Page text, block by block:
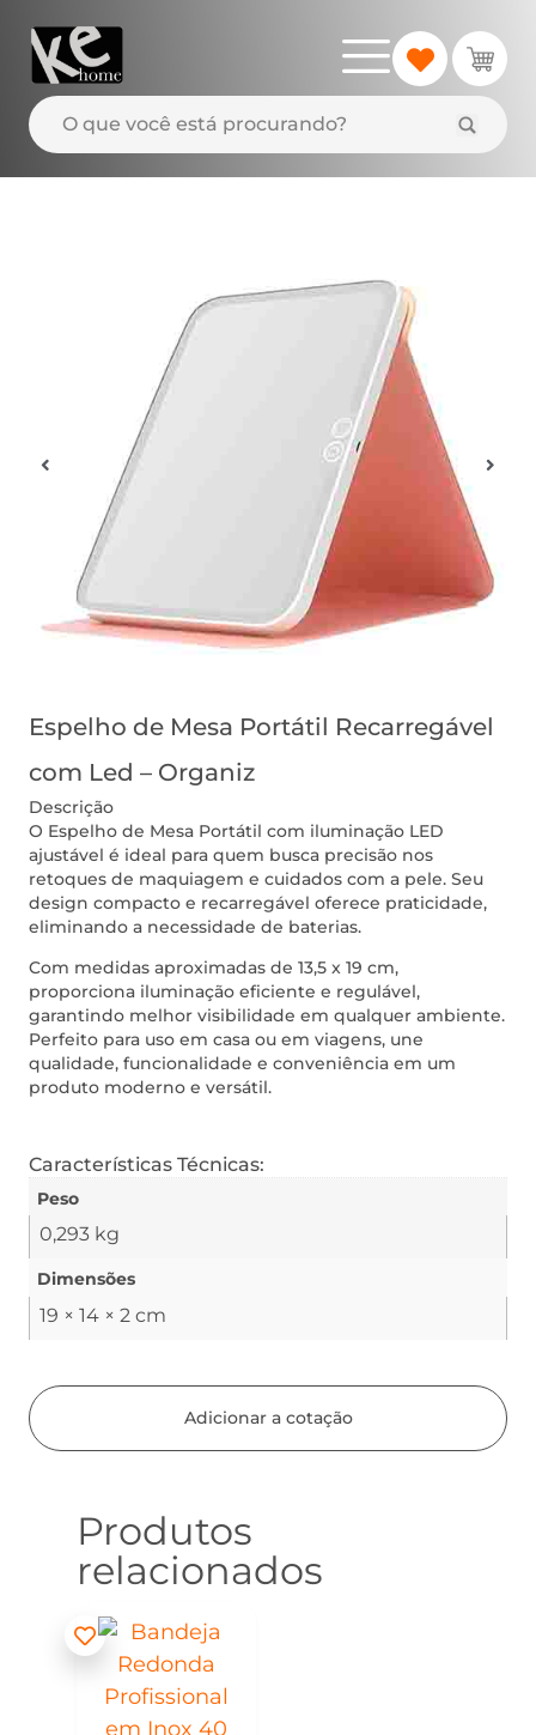
Espelho de Mesa Portátil Recarregável
com Led – Organiz
Descrição
O Espelho de Mesa Portátil com iluminação LED
ajustável é ideal para quem busca precisão nos
retoques de maquiagem e cuidados com a pele. Seu
design compacto e recarregável oferece praticidade,
eliminando a necessidade de baterias.
Com medidas aproximadas de 13,5 x 19 cm,
proporciona iluminação eficiente e regulável,
garantindo melhor visibilidade em qualquer ambiente.
Perfeito para uso em casa ou em viagens, une
qualidade, funcionalidade e conveniência em um
produto moderno e versátil.
Características Técnicas:
Peso
0,293 kg
Dimensões
19 × 14 × 2 cm
Adicionar a cotação
Produtos
relacionados